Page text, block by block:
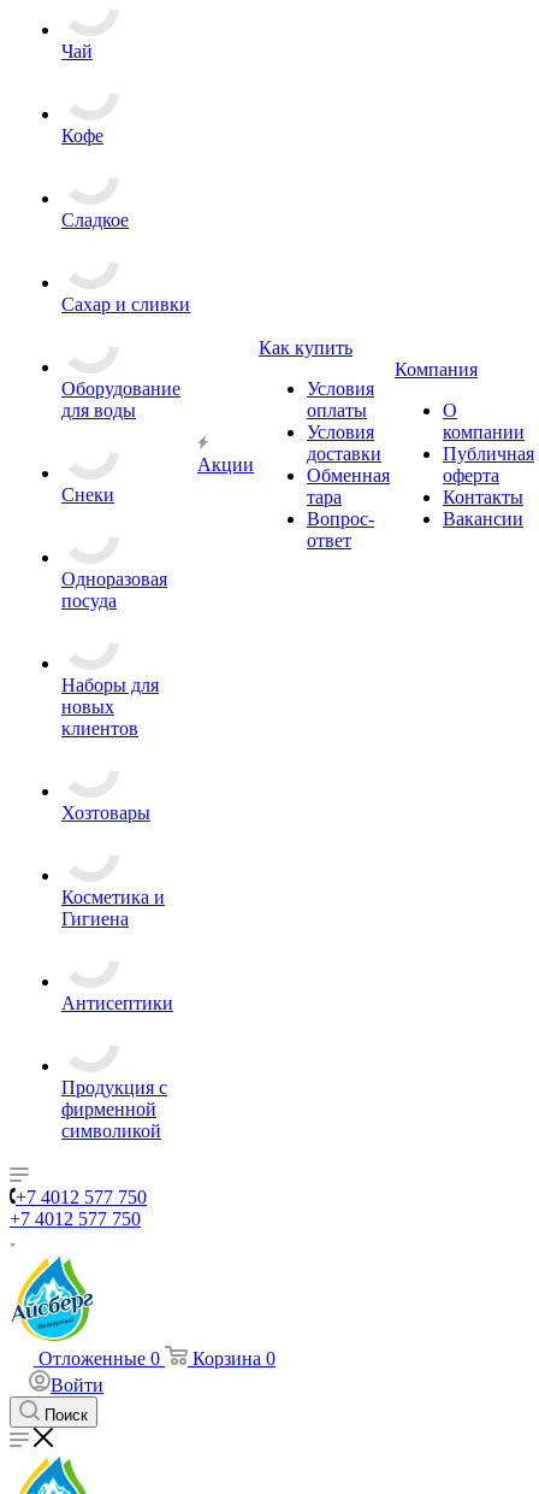
Чай
Кофе
Сладкое
Сахар и сливки
Оборудование
для воды
Снеки
Одноразовая
посуда
Наборы для
новых
клиентов
Хозтовары
Косметика и
Гигиена
Антисептики
Продукция с
фирменной
символикой
Акции
Как купить
Условия
оплаты
Условия
доставки
Обменная
тара
Вопрос-
ответ
Компания
О
компании
Публичная
оферта
Контакты
Вакансии
+7 4012 577 750
+7 4012 577 750
Отложенные 0 Корзина 0
Войти
Поиск